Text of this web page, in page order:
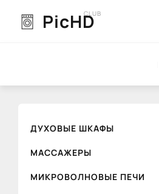
PicHD
CLUB
ДУХОВЫЕ ШКАФЫ
МАССАЖЕРЫ
МИКРОВОЛНОВЫЕ ПЕЧИ